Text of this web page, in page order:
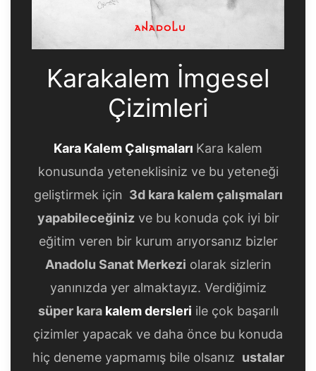
Karakalem İmgesel
Çizimleri
Kara Kalem Çalışmaları Kara kalem
konusunda yeteneklisiniz ve bu yeteneği
geliştirmek için 3d kara kalem çalışmaları
yapabileceğinizve bu konuda çok iyi bir
eğitim veren bir kurum arıyorsanız bizler
Anadolu Sanat Merkezi olarak sizlerin
yanınızda yer almaktayız. Verdiğimiz
süper kara kalem dersleri ile çok başarılı
çizimler yapacak ve daha önce bu konuda
hiç deneme yapmamış bile olsanız ustalar